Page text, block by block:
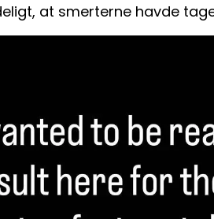
at smerterne havde